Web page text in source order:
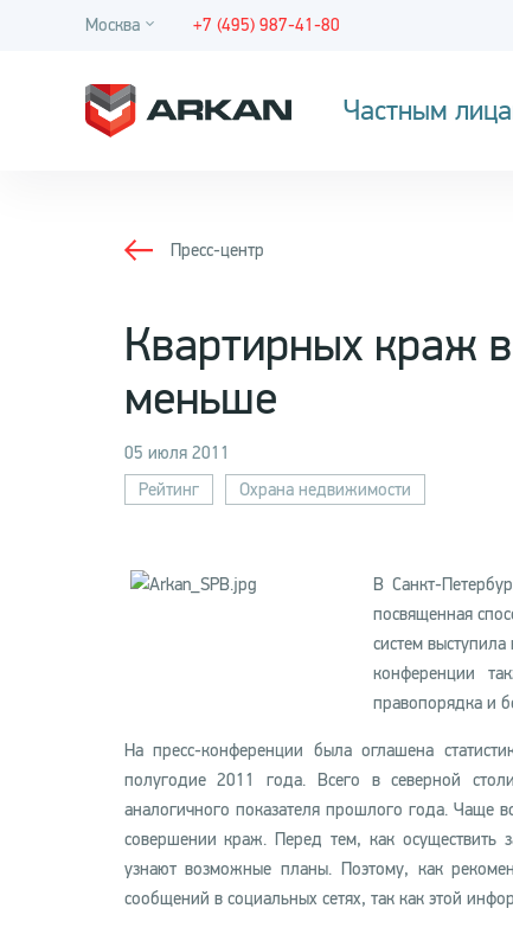
Москва +7 (495) 987-41-80
Частным
Пресс-центр
Квартирных краж
меньше
05 июля 2011
Рейтинг
Охрана недвижимости
В Санкт-
посвященная
систем
конференции
правопорядка и
На пресс-конференции была оглашена
полугодие 2011 года. Всего в северной
аналогичного показателя прошлого года. Чаще
совершении краж. Перед тем, как
узнают возможные планы. Поэтому, как
сообщений в социальных сетях, так как этой